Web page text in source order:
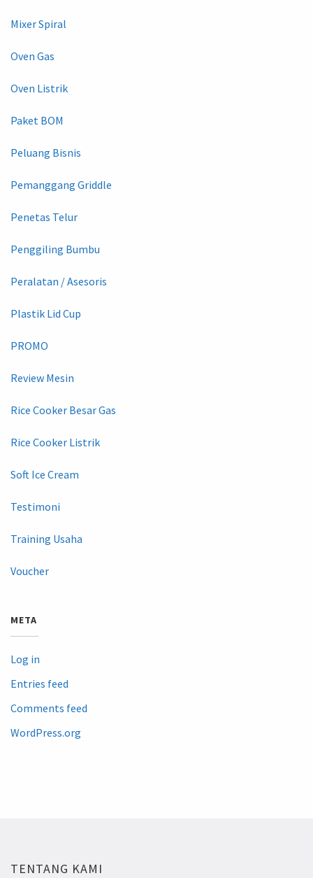
Mixer Spiral
Oven Gas
Oven Listrik
Paket BOM
Peluang Bisnis
Pemanggang Griddle
Penetas Telur
Penggiling Bumbu
Peralatan / Asesoris
Plastik Lid Cup
PROMO
Review Mesin
Rice Cooker Besar Gas
Rice Cooker Listrik
Soft Ice Cream
Testimoni
Training Usaha
Voucher
META
Log in
Entries feed
Comments feed
WordPress.org
TENTANG KAMI